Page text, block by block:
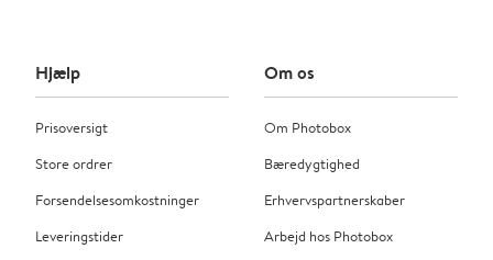
Hjælp
Prisoversigt
Store ordrer
Forsendelsesomkostninger
Leveringstider
Om os
Om Photobox
Bæredygtighed
Erhvervspartnerskaber
Arbejd hos Photobox